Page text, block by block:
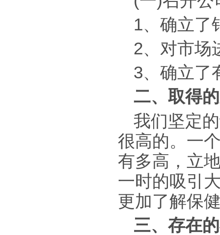
1、确立了
2、对市场
3、确立了
二、取得
我们坚定
很高的。一
有多高，立
一时的吸引
更加了解保
三、存在